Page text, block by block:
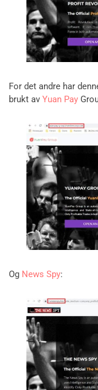
For det andre har
brukt av Yuan Pay
Og News Spy: